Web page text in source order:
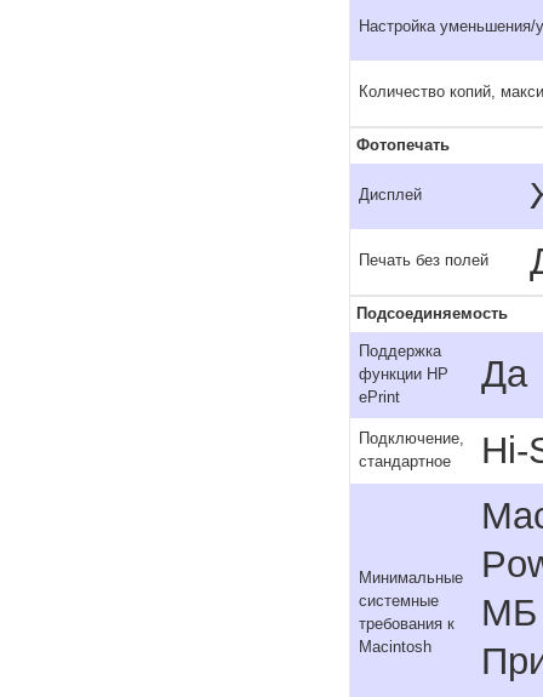
Настройка уменьшения/
Количество копий,
Фотопечать
Дисплей
Печать без полей
Подсоединяемость
Поддержка
функции HP
ePrint
Да
Подключение,
стандартное
Hi-
Минимальные
системные
требования к
Macintosh
МБ